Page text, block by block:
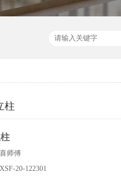
柱
师傅
20-122301